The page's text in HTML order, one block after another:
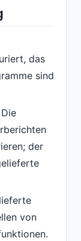
das
sind
der
von